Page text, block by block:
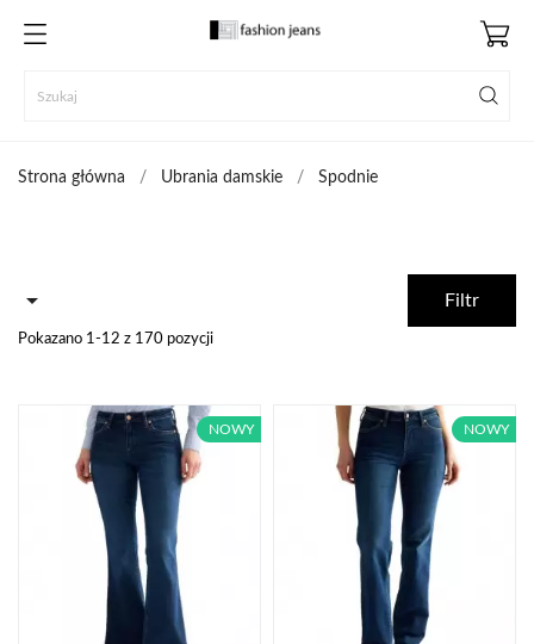
Strona główna Ubrania damskie Spodnie
 Filtr
Pokazano 1-12 z 170 pozycji
NOWY NOWY